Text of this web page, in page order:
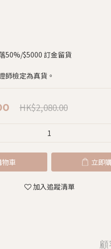
50%/$5000 訂金留貨
師檢定為真貨。
HK$2,080.00
物車 立即
加入追蹤清單